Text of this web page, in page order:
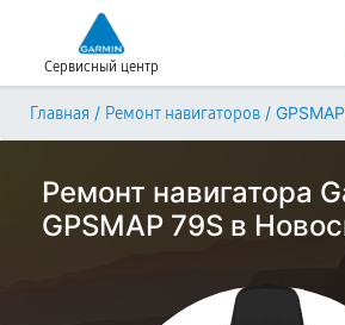
Сервисный центр
Главная / Ремонт навигаторов /
Ремонт навигатора
GPSMAP 79S в